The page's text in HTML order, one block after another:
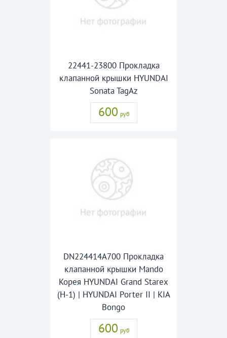
22441-23800 Прокладка
клапанной крышки HYUNDAI
Sonata TagAz
600 руб
DN224414A700 Прокладка
клапанной крышки Mando
Корея HYUNDAI Grand Starex
(H-1) | HYUNDAI Porter II | KIA
Bongo
600 руб